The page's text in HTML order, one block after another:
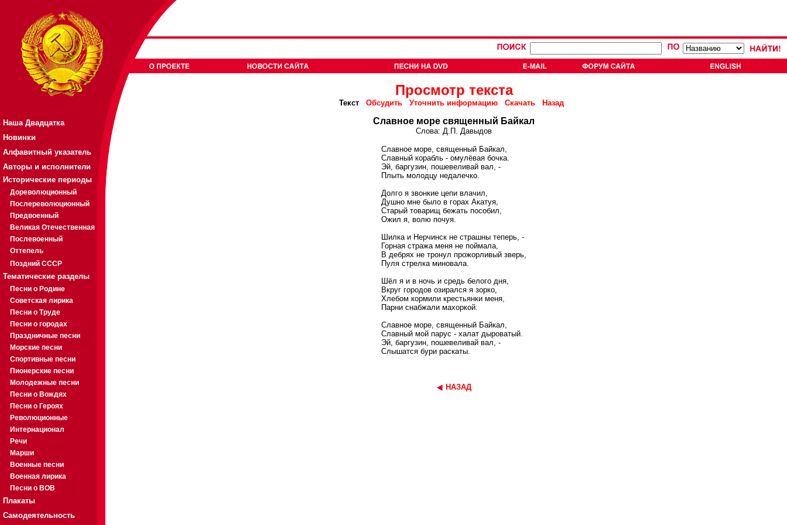
Наша Двадцатка
Новинки
Алфавитный указатель
Авторы и исполнители
Исторические периоды
Дореволюционный
Послереволюционный
Предвоенный
Великая Отечественная
Послевоенный
Оттепель
Поздний СССР
Тематические разделы
Песни о Родине
Советская лирика
Песни о Труде
Песни о городах
Праздничные песни
Морские песни
Спортивные песни
Пионерские песни
Молодежные песни
Песни о Вождях
Песни о Героях
Революционные
Интернационал
Речи
Марши
Военные песни
Военная лирика
Песни о ВОВ
Плакаты
Самодеятельность
Просмотр текста
Текст Обсудить Уточнить информацию Скачать Назад
Славное море священный Байкал
Слова: Д.П. Давыдов
Славное море, священный Байкал,
Славный корабль - омулёвая бочка.
Эй, баргузин, пошевеливай вал, -
Плыть молодцу недалечко.
Долго я звонкие цепи влачил,
Душно мне было в горах Акатуя,
Старый товарищ бежать пособил,
Ожил я, волю почуя.
Шилка и Нерчинск не страшны теперь, -
Горная стража меня не поймала,
В дебрях не тронул прожорливый зверь,
Пуля стрелка миновала.
Шёл я и в ночь и средь белого дня,
Вкруг городов озирался я зорко,
Хлебом кормили крестьянки меня,
Парни снабжали махоркой.
Славное море, священный Байкал,
Славный мой парус - халат дыроватый.
Эй, баргузин, пошевеливай вал, -
Слышатся бури раскаты.
НАЗАД